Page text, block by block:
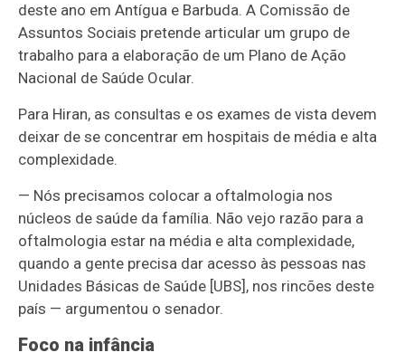
deste ano em Antígua e Barbuda. A Comissão de
Assuntos Sociais pretende articular um grupo de
trabalho para a elaboração de um Plano de Ação
Nacional de Saúde Ocular.
Para Hiran, as consultas e os exames de vista devem
deixar de se concentrar em hospitais de média e alta
complexidade.
— Nós precisamos colocar a oftalmologia nos
núcleos de saúde da família. Não vejo razão para a
oftalmologia estar na média e alta complexidade,
quando a gente precisa dar acesso às pessoas nas
Unidades Básicas de Saúde [UBS], nos rincões deste
país — argumentou o senador.
Foco na infância